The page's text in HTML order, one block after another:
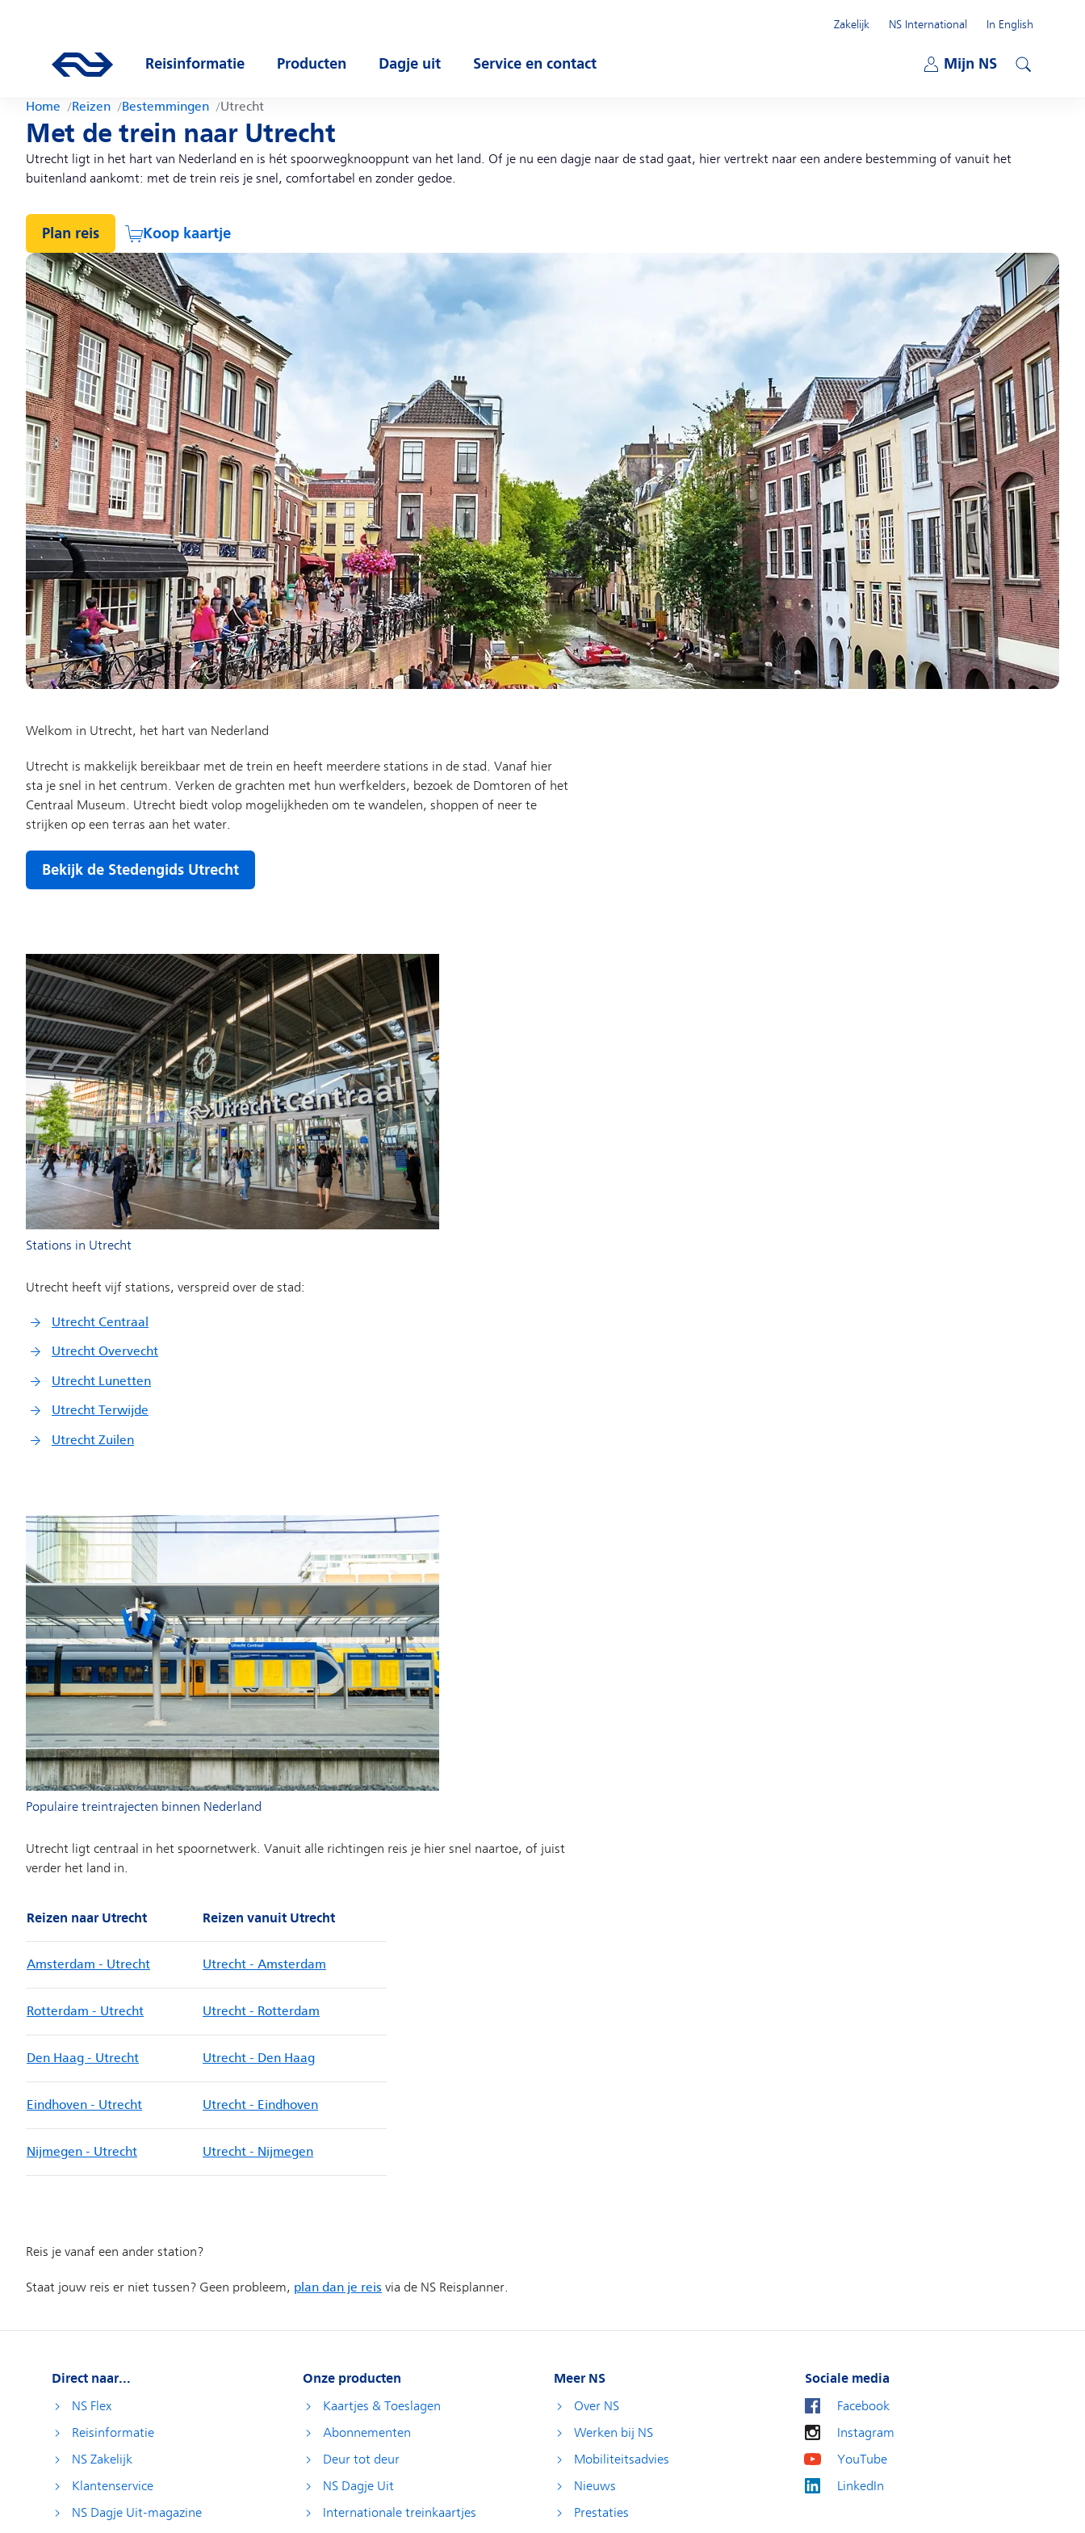
Ga naar de homepage van ns.nl
Reisinformatie
Producten
Dagje uit
Service en contact
Mijn NS
Zakelijk
NS International
In English
Home Reizen Bestemmingen Utrecht
Met de trein naar Utrecht
Utrecht ligt in het hart van Nederland en is hét spoorwegknooppunt van het land. Of je nu een dagje naar de stad gaat, hier vertrekt naar een andere bestemming of vanuit het
buitenland aankomt: met de trein reis je snel, comfortabel en zonder gedoe.
Plan reis Koop kaartje
Stations in Utrecht
Populaire treintrajecten binnen Nederland
Direct naar...
NS Flex
Reisinformatie
NS Zakelijk
Klantenservice
NS Dagje Uit-magazine
Onze producten
Kaartjes & Toeslagen
Abonnementen
Deur tot deur
NS Dagje Uit
Internationale treinkaartjes
Meer NS
Over NS
Werken bij NS
Mobiliteitsadvies
Nieuws
Prestaties
Sociale media
Facebook
Instagram
YouTube
LinkedIn